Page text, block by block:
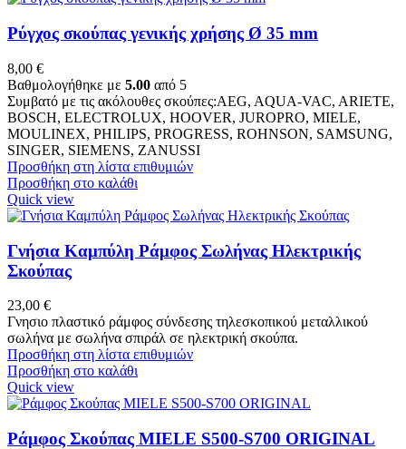
Ρύγχος σκούπας γενικής χρήσης Ø 35 mm
8,00 €
Βαθμολογήθηκε με 5.00 από 5
Συμβατό με τις ακόλουθες σκούπες:AEG, AQUA-VAC, ARIETE,
BOSCH, ELECTROLUX, HOOVER, JUROPRO, MIELE,
MOULINEX, PHILIPS, PROGRESS, ROHNSON, SAMSUNG,
SINGER, SIEMENS, ZANUSSI
Προσθήκη στη λίστα επιθυμιών
Προσθήκη στο καλάθι
Quick view
Γνήσια Καμπύλη Ράμφος Σωλήνας Ηλεκτρικής
Σκούπας
23,00 €
Γνησιο πλαστικό ράμφος σύνδεσης τηλεσκοπικού μεταλλικού
σωλήνα με σωλήνα σπιράλ σε ηλεκτρική σκούπα.
Προσθήκη στη λίστα επιθυμιών
Προσθήκη στο καλάθι
Quick view
Ράμφος Σκούπας MIELE S500-S700 ORIGINAL